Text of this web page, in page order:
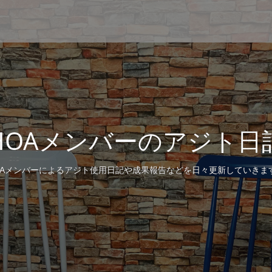
メンバーのアジト日
メンバーによるアジト使用日記や成果報告などを日々更新していきま